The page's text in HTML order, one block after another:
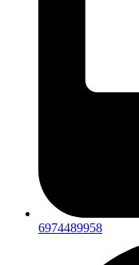
6974489958